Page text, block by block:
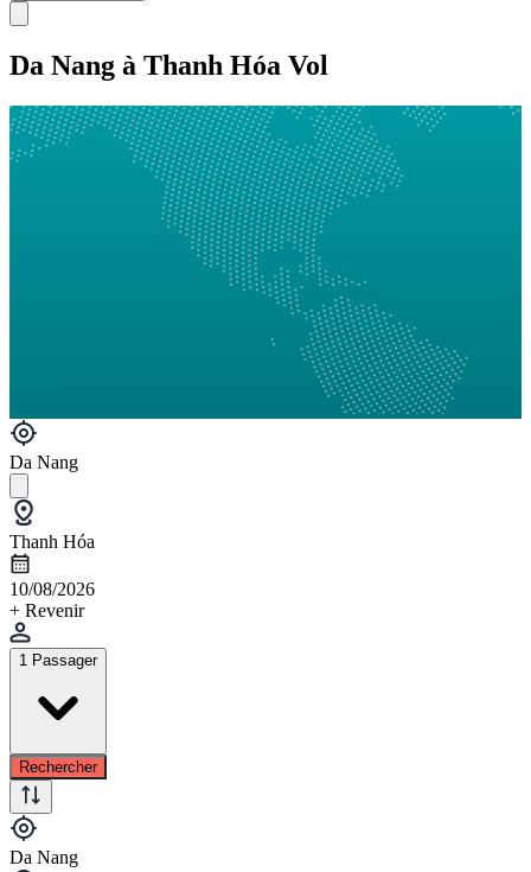
Da Nang à Thanh Hóa Vol
Da Nang
Thanh Hóa
10/08/2026
+ Revenir
1 Passager
Rechercher
Da Nang